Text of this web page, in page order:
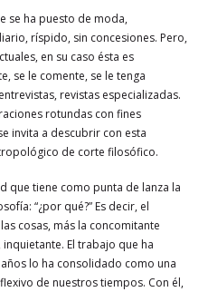
se ha puesto de moda,
ríspido, sin concesiones. Pero,
en su caso ésta es
se le comente, se le tenga
revistas especializadas.
rotundas con fines
invita a descubrir con esta
de corte filosófico.
que tiene como punta de lanza la
“¿por qué?” Es decir, el
cosas, más la concomitante
El trabajo que ha
lo ha consolidado como una
de nuestros tiempos. Con él,